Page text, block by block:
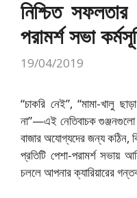
নিশ্চিত
পরামর্শ সভা
19/04/2019
“চাকরি নেই”, “মামা-খালু
না”—এই নেতিবাচক গুঞ্জনগুলো
বাজার অযোগ্যদের জন্য
প্রতিটি পেশা-পরামর্শ সভায়
চললে আপনার ক্যারিয়ারের